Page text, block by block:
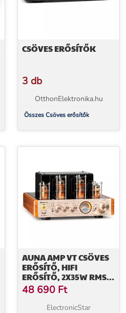
CSÖVES ERŐSÍTŐK
3 db
OtthonElektronika.hu
Összes Csöves erősítők
AUNA AMP VT CSÖVES
ERŐSÍTŐ, HIFI
ERŐSÍTŐ, 2X35W RMS,
BT, OPT./COAX./AUX-IN
48 690 Ft
ElectronicStar